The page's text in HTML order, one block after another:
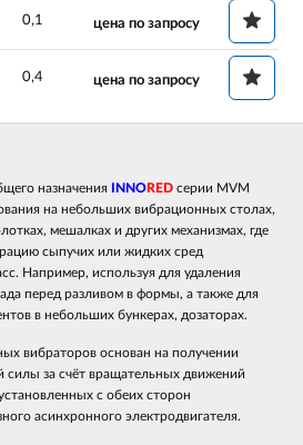
0,1 цена по запросу
0,4 цена по запросу
назначения INNORED серии MVM
на небольших вибрационных столах,
мешалках и других механизмах, где
сыпучих или жидких сред
Например, используя для удаления
перед разливом в формы, а также для
в небольших бункерах, дозаторах.
вибраторов основан на получении
за счёт вращательных движений
с обеих сторон
асинхронного электродвигателя.